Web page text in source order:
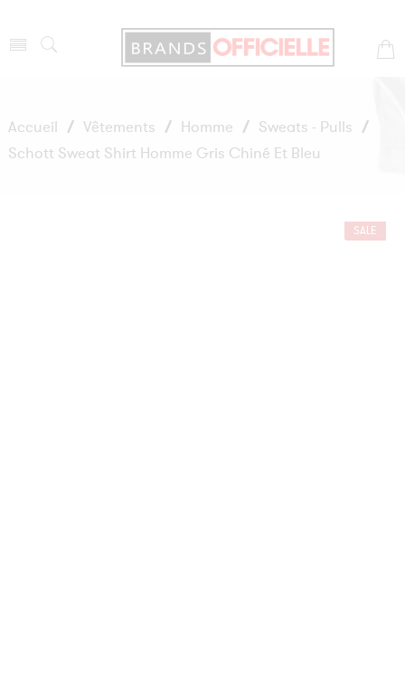
Accueil / Vêtements / Homme / Sweats - Pulls /
Schott Sweat Shirt Homme Gris Chiné Et Bleu
SALE